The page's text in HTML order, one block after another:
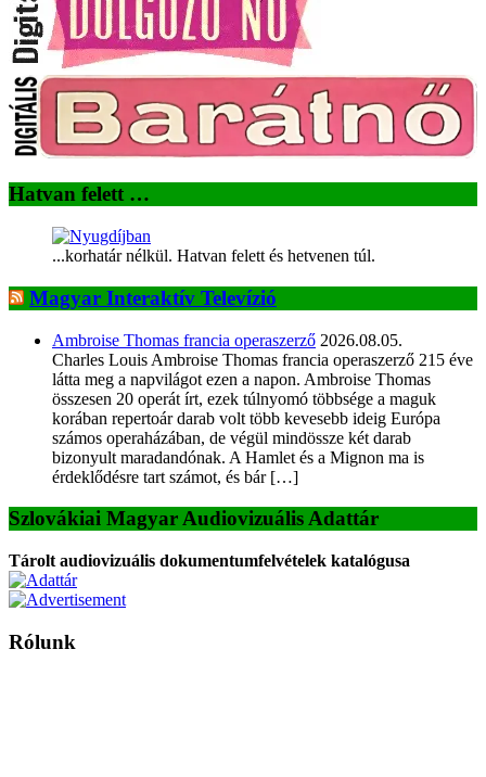
Hatvan felett …
...korhatár nélkül. Hatvan felett és hetvenen túl.
Magyar Interaktív Televízió
Ambroise Thomas francia operaszerző 2026.08.05.
Charles Louis Ambroise Thomas francia operaszerző 215 éve
látta meg a napvilágot ezen a napon. Ambroise Thomas
összesen 20 operát írt, ezek túlnyomó többsége a maguk
korában repertoár darab volt több kevesebb ideig Európa
számos operaházában, de végül mindössze két darab
bizonyult maradandónak. A Hamlet és a Mignon ma is
érdeklődésre tart számot, és bár […]
Szlovákiai Magyar Audiovizuális Adattár
Tárolt audiovizuális dokumentumfelvételek katalógusa
Rólunk